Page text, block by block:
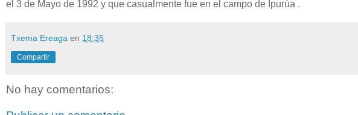
el 3 de Mayo de 1992 y que casualmente fue en el campo de Ipurúa .
Txema Ereaga en 18:35
Compartir
No hay comentarios: